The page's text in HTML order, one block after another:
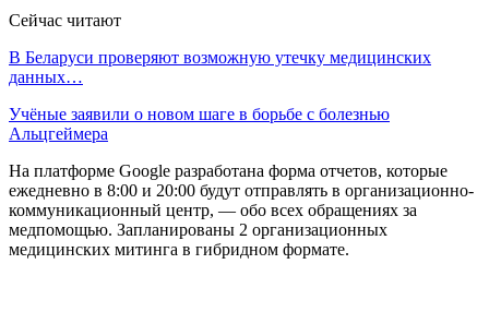
Сейчас читают
В Беларуси проверяют возможную утечку медицинских
данных…
Учёные заявили о новом шаге в борьбе с болезнью
Альцгеймера
На платформе Google разработана форма отчетов, которые
ежедневно в 8:00 и 20:00 будут отправлять в организационно-
коммуникационный центр, — обо всех обращениях за
медпомощью. Запланированы 2 организационных
медицинских митинга в гибридном формате.